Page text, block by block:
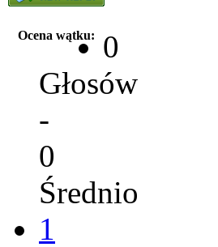
Ocena wątku:
0
Głosów
-
0
Średnio
1